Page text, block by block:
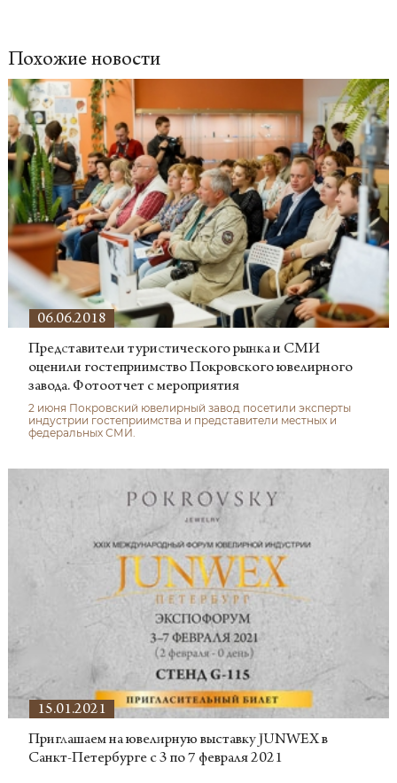
Похожие новости
06.06.2018
Представители туристического рынка и СМИ
оценили гостеприимство Покровского ювелирного
завода. Фотоотчет с мероприятия
2 июня Покровский ювелирный завод посетили эксперты
индустрии гостеприимства и представители местных и
федеральных СМИ.
15.01.2021
Приглашаем на ювелирную выставку JUNWEX в
Санкт-Петербурге с 3 по 7 февраля 2021